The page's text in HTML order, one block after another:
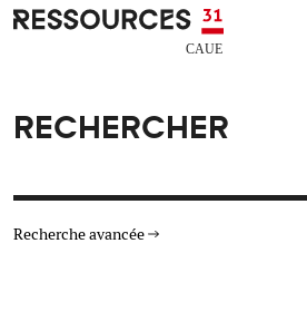
Aller au contenu principal
CAUE RESSOURCES 31
RECHERCHER
Recherche avancée